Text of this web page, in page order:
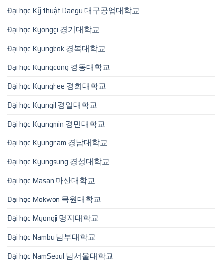
Đại học Kỹ thuật Daegu 대구공업대학교
Đại học Kyonggi 경기대학교
Đại học Kyungbok 경복대학교
Đại học Kyungdong 경동대학교
Đại học Kyunghee 경희대학교
Đại học Kyungil 경일대학교
Đại học Kyungmin 경민대학교
Đại học Kyungnam 경남대학교
Đại học Kyungsung 경성대학교
Đại học Masan 마산대학교
Đại học Mokwon 목원대학교
Đại học Myongji 명지대학교
Đại học Nambu 남부대학교
Đại học NamSeoul 남서울대학교